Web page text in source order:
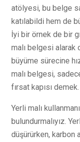
atölyesi, bu belge
katılabildi hem de
İyi bir örnek de bir
malı belgesi alarak
büyüme sürecine
malı belgesi,
fırsat kapısı demek.
Yerli malı
bulundurmalıyız.
düşürürken, karbon